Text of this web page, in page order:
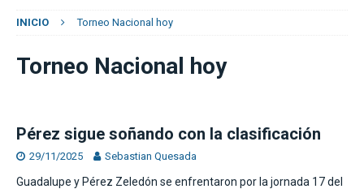
INICIO Torneo Nacional hoy
Torneo Nacional hoy
Pérez sigue soñando con la clasificación
29/11/2025 Sebastian Quesada
Guadalupe y Pérez Zeledón se enfrentaron por la jornada 17 del